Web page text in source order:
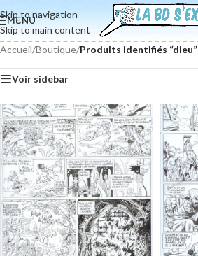
Skip to navigation
Skip to main content
MENU
Accueil/Boutique/Produits identifiés “dieu”
Voir sidebar